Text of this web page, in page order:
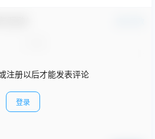
注册以后才能发表评论
登录